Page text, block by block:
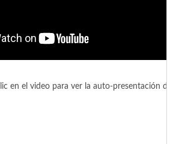
en el video para ver la auto-presentación de